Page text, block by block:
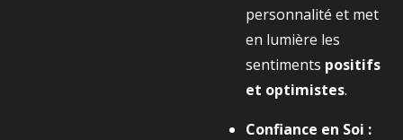
personnalité et met
en lumière les
sentiments positifs
et optimistes.
Confiance en Soi :